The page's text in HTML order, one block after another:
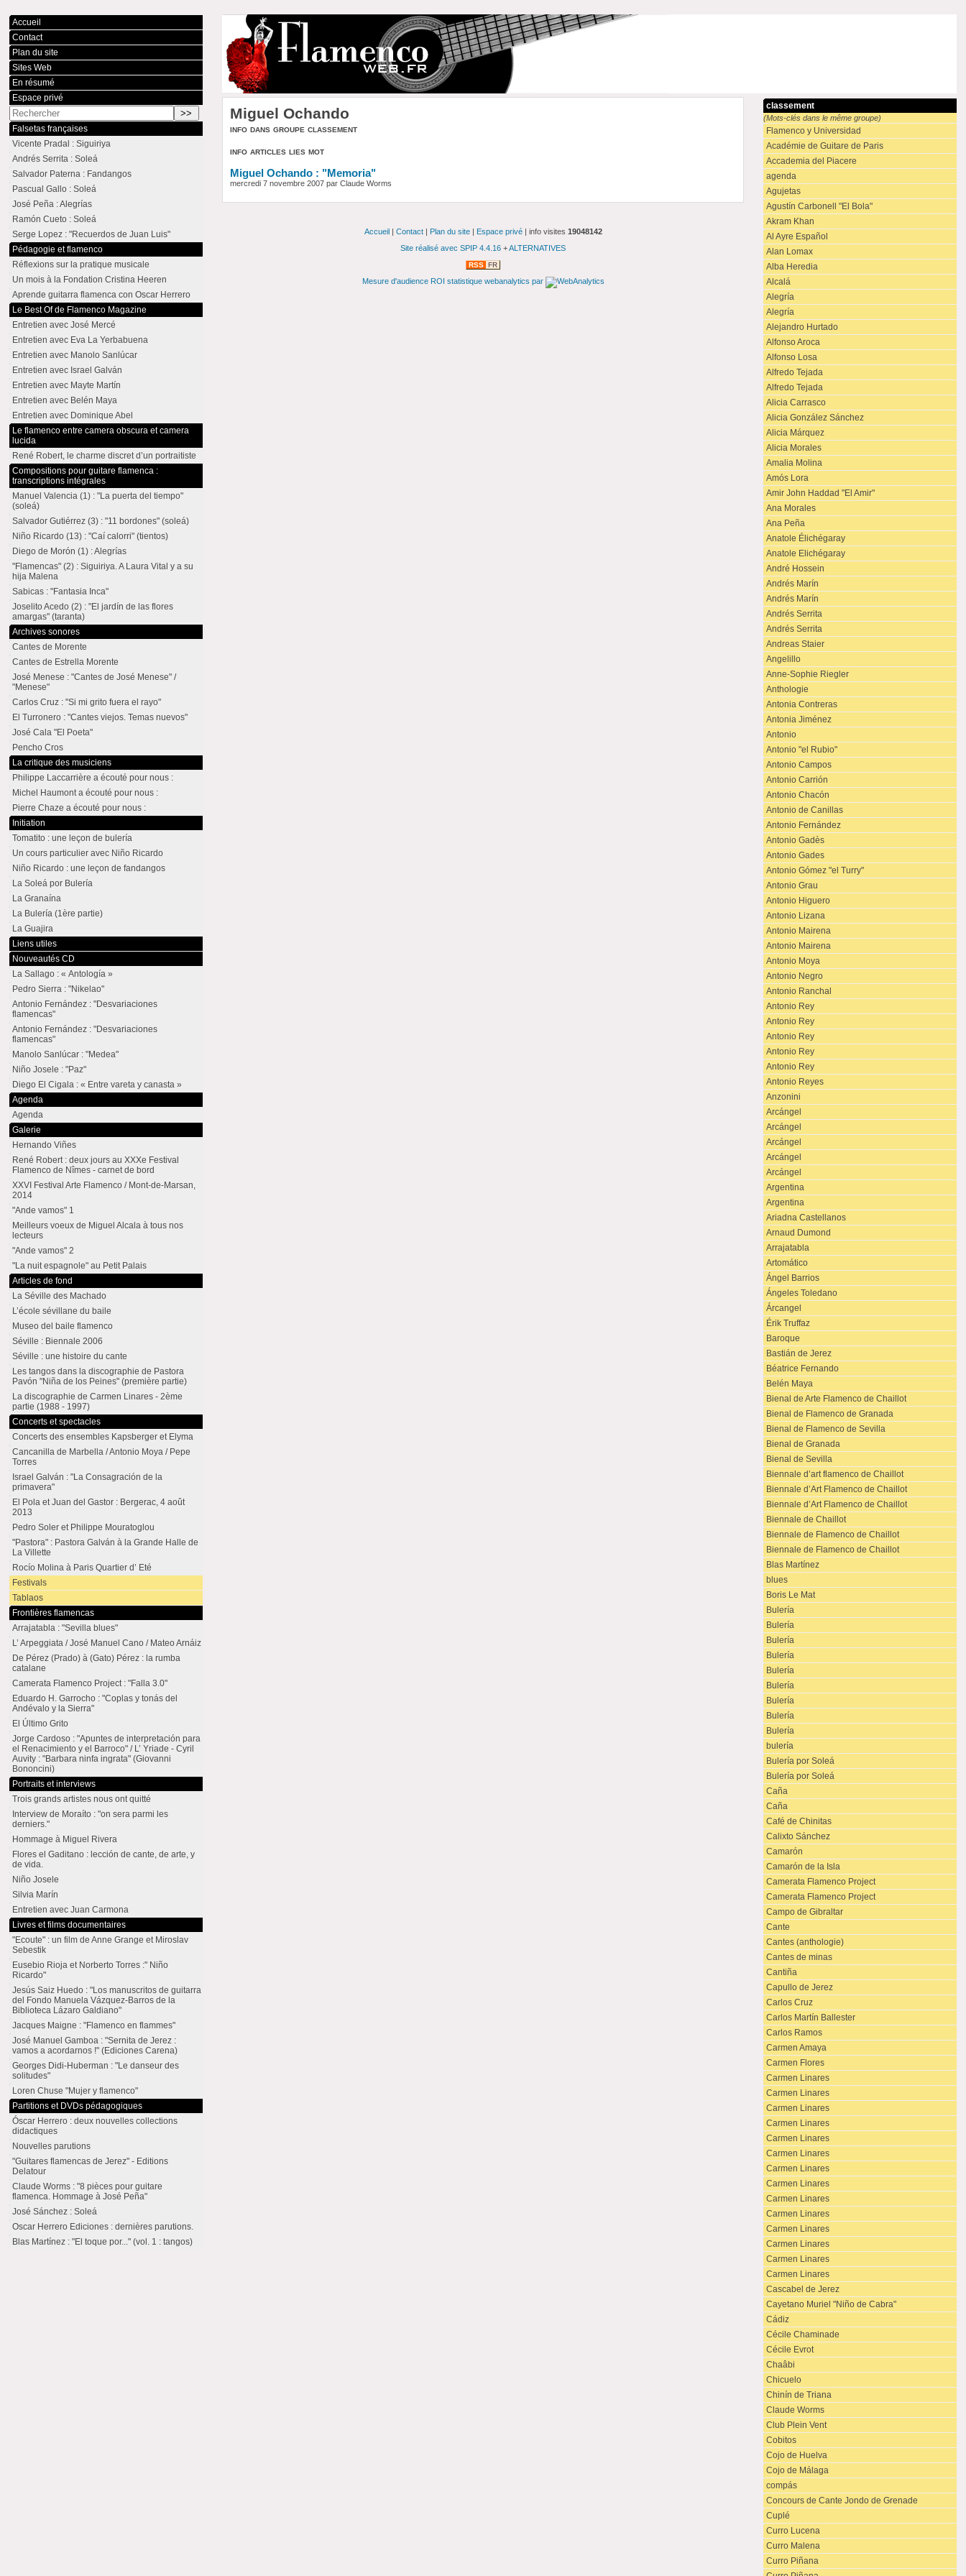
Miguel Ochando
info dans groupe classement
info articles lies mot
Miguel Ochando : "Memoria"
mercredi 7 novembre 2007 par Claude Worms
classement
(Mots-clés dans le même groupe)
Flamenco y Universidad
Académie de Guitare de Paris
Accademia del Piacere
agenda
Agujetas
Agustín Carbonell "El Bola"
Akram Khan
Al Ayre Español
Alan Lomax
Alba Heredia
Alcalá
Alegría
Alegría
Alejandro Hurtado
Alfonso Aroca
Alfonso Losa
Alfredo Tejada
Alfredo Tejada
Alicia Carrasco
Alicia González Sánchez
Alicia Márquez
Alicia Morales
Amalia Molina
Amós Lora
Amir John Haddad "El Amir"
Ana Morales
Ana Peña
Anatole Élichégaray
Anatole Elichégaray
André Hossein
Andrés Marín
Andrés Marín
Andrés Serrita
Andrés Serrita
Andreas Staier
Angelillo
Anne-Sophie Riegler
Anthologie
Antonia Contreras
Antonia Jiménez
Antonio
Antonio "el Rubio"
Antonio Campos
Antonio Carrión
Antonio Chacón
Antonio de Canillas
Antonio Fernández
Antonio Gadès
Antonio Gades
Antonio Gómez "el Turry"
Antonio Grau
Antonio Higuero
Antonio Lizana
Antonio Mairena
Antonio Mairena
Antonio Moya
Antonio Negro
Antonio Ranchal
Antonio Rey
Antonio Rey
Antonio Rey
Antonio Rey
Antonio Rey
Antonio Reyes
Anzonini
Arcángel
Arcángel
Arcángel
Arcángel
Arcángel
Argentina
Argentina
Ariadna Castellanos
Arnaud Dumond
Arrajatabla
Artomático
Ángel Barrios
Ángeles Toledano
Árcangel
Érik Truffaz
Baroque
Bastián de Jerez
Béatrice Fernando
Belén Maya
Bienal de Arte Flamenco de Chaillot
Bienal de Flamenco de Granada
Bienal de Flamenco de Sevilla
Bienal de Granada
Bienal de Sevilla
Biennale d’art flamenco de Chaillot
Biennale d’Art Flamenco de Chaillot
Biennale d’Art Flamenco de Chaillot
Biennale de Chaillot
Biennale de Flamenco de Chaillot
Biennale de Flamenco de Chaillot
Blas Martínez
blues
Boris Le Mat
Bulería
Bulería
Bulería
Bulería
Bulería
Bulería
Bulería
Bulería
Bulería
bulería
Bulería por Soleá
Bulería por Soleá
Caña
Caña
Café de Chinitas
Calixto Sánchez
Camarón
Camarón de la Isla
Camerata Flamenco Project
Camerata Flamenco Project
Campo de Gibraltar
Cante
Cantes (anthologie)
Cantes de minas
Cantiña
Capullo de Jerez
Carlos Cruz
Carlos Martín Ballester
Carlos Ramos
Carmen Amaya
Carmen Flores
Carmen Linares
Carmen Linares
Carmen Linares
Carmen Linares
Carmen Linares
Carmen Linares
Carmen Linares
Carmen Linares
Carmen Linares
Carmen Linares
Carmen Linares
Carmen Linares
Carmen Linares
Carmen Linares
Cascabel de Jerez
Cayetano Muriel "Niño de Cabra"
Cádiz
Cécile Chaminade
Cécile Evrot
Chaâbi
Chicuelo
Chinín de Triana
Claude Worms
Club Plein Vent
Cobitos
Cojo de Huelva
Cojo de Málaga
compás
Concours de Cante Jondo de Grenade
Cuplé
Curro Lucena
Curro Malena
Curro Piñana
Accueil
Contact
Plan du site
Sites Web
En résumé
Espace privé
Falsetas françaises
Vicente Pradal : Siguiriya
Andrés Serrita : Soleá
Salvador Paterna : Fandangos
Pascual Gallo : Soleá
José Peña : Alegrías
Ramón Cueto : Soleá
Serge Lopez : "Recuerdos de Juan Luis"
Pédagogie et flamenco
Réflexions sur la pratique musicale
Un mois à la Fondation Cristina Heeren
Aprende guitarra flamenca con Oscar Herrero
Le Best Of de Flamenco Magazine
Entretien avec José Mercé
Entretien avec Eva La Yerbabuena
Entretien avec Manolo Sanlúcar
Entretien avec Israel Galván
Entretien avec Mayte Martín
Entretien avec Belén Maya
Entretien avec Dominique Abel
Le flamenco entre camera obscura et camera
lucida
René Robert, le charme discret d’un portraitiste
Compositions pour guitare flamenca :
transcriptions intégrales
Manuel Valencia (1) : "La puerta del tiempo"
(soleá)
Salvador Gutiérrez (3) : "11 bordones" (soleá)
Niño Ricardo (13) : "Caí calorri" (tientos)
Diego de Morón (1) : Alegrías
"Flamencas" (2) : Siguiriya. A Laura Vital y a su
hija Malena
Sabicas : "Fantasia Inca"
Joselito Acedo (2) : "El jardín de las flores
amargas" (taranta)
Archives sonores
Cantes de Morente
Cantes de Estrella Morente
José Menese : "Cantes de José Menese" /
"Menese"
Carlos Cruz : "Si mi grito fuera el rayo"
El Turronero : "Cantes viejos. Temas nuevos"
José Cala "El Poeta"
Pencho Cros
La critique des musiciens
Philippe Laccarrière a écouté pour nous :
Michel Haumont a écouté pour nous :
Pierre Chaze a écouté pour nous :
Initiation
Tomatito : une leçon de bulería
Un cours particulier avec Niño Ricardo
Niño Ricardo : une leçon de fandangos
La Soleá por Bulería
La Granaína
La Bulería (1ère partie)
La Guajira
Liens utiles
Nouveautés CD
La Sallago : « Antología »
Pedro Sierra : "Nikelao"
Antonio Fernández : "Desvariaciones
flamencas"
Antonio Fernández : "Desvariaciones
flamencas"
Manolo Sanlúcar : "Medea"
Niño Josele : "Paz"
Diego El Cigala : « Entre vareta y canasta »
Agenda
Agenda
Galerie
Hernando Viñes
René Robert : deux jours au XXXe Festival
Flamenco de Nîmes - carnet de bord
XXVI Festival Arte Flamenco / Mont-de-Marsan,
2014
"Ande vamos" 1
Meilleurs voeux de Miguel Alcala à tous nos
lecteurs
"Ande vamos" 2
"La nuit espagnole" au Petit Palais
Articles de fond
La Séville des Machado
L’école sévillane du baile
Museo del baile flamenco
Séville : Biennale 2006
Séville : une histoire du cante
Les tangos dans la discographie de Pastora
Pavón "Niña de los Peines" (première partie)
La discographie de Carmen Linares - 2ème
partie (1988 - 1997)
Concerts et spectacles
Concerts des ensembles Kapsberger et Elyma
Cancanilla de Marbella / Antonio Moya / Pepe
Torres
Israel Galván : "La Consagración de la
primavera"
El Pola et Juan del Gastor : Bergerac, 4 août
2013
Pedro Soler et Philippe Mouratoglou
"Pastora" : Pastora Galván à la Grande Halle de
La Villette
Rocío Molina à Paris Quartier d’ Eté
Festivals
Tablaos
Frontières flamencas
Arrajatabla : "Sevilla blues"
L’ Arpeggiata / José Manuel Cano / Mateo Arnáiz
De Pérez (Prado) à (Gato) Pérez : la rumba
catalane
Camerata Flamenco Project : "Falla 3.0"
Eduardo H. Garrocho : "Coplas y tonás del
Andévalo y la Sierra"
El Último Grito
Jorge Cardoso : "Apuntes de interpretación para
el Renacimiento y el Barroco" / L’ Yriade - Cyril
Auvity : "Barbara ninfa ingrata" (Giovanni
Bononcini)
Portraits et interviews
Trois grands artistes nous ont quitté
Interview de Moraíto : "on sera parmi les
derniers."
Hommage à Miguel Rivera
Flores el Gaditano : lección de cante, de arte, y
de vida.
Niño Josele
Silvia Marín
Entretien avec Juan Carmona
Livres et films documentaires
"Ecoute" : un film de Anne Grange et Miroslav
Sebestik
Eusebio Rioja et Norberto Torres :" Niño
Ricardo"
Jesús Saiz Huedo : "Los manuscritos de guitarra
del Fondo Manuela Vázquez-Barros de la
Biblioteca Lázaro Galdiano"
Jacques Maigne : "Flamenco en flammes"
José Manuel Gamboa : "Sernita de Jerez :
vamos a acordarnos !" (Ediciones Carena)
Georges Didi-Huberman : "Le danseur des
solitudes"
Loren Chuse "Mujer y flamenco"
Partitions et DVDs pédagogiques
Óscar Herrero : deux nouvelles collections
didactiques
Nouvelles parutions
"Guitares flamencas de Jerez" - Editions
Delatour
Claude Worms : "8 pièces pour guitare
flamenca. Hommage à José Peña"
José Sánchez : Soleá
Oscar Herrero Ediciones : dernières parutions.
Blas Martínez : "El toque por..." (vol. 1 : tangos)
Accueil| Contact| Plan du site| Espace privé| info visites 19048142
Site réalisé avec SPIP 4.4.16 +ALTERNATIVES
RSS FR
Mesure d'audience ROI statistique webanalytics par